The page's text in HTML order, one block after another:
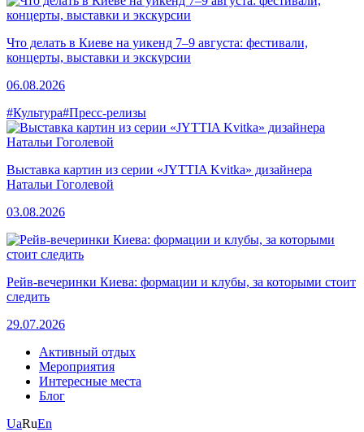
Что делать в Киеве на уикенд 7–9 августа: фестивали,
концерты, выставки и экскурсии
06.08.2026
#Культура#Пресс-релизы
Выставка картин из серии «JYTTIA Kvitka» дизайнера
Натальи Гоголевой
03.08.2026
Рейв-вечеринки Киева: формации и клубы, за которыми стоит
следить
29.07.2026
Активный отдых
Мероприятия
Интересные места
Блог
UaRuEn